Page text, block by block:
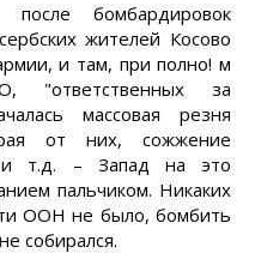
бомбардировок
жителей Косово
и там, при полно! м
"ответственных за
массовая резня
от них, сожжение
и т.д. – Запад на это
пальчиком. Никаких
ООН не было, бомбить
собирался.